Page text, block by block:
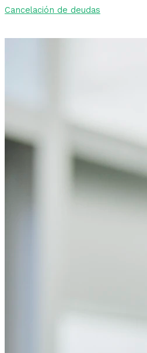
Cancelación de deudas